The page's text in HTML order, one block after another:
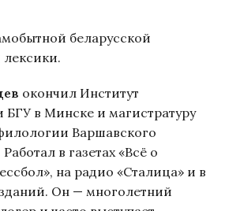
беларусской
окончил Институт
БГУ в Минске и магистратуру
Варшавского
в газетах «Всё о
на радио «Сталица» и в
Он — многолетний